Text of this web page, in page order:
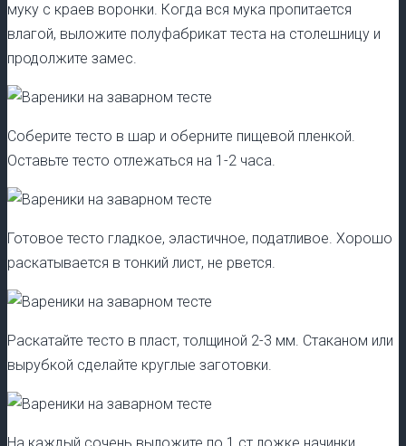
муку с краев воронки. Когда вся мука пропитается
влагой, выложите полуфабрикат теста на столешницу и
продолжите замес.
Соберите тесто в шар и оберните пищевой пленкой.
Оставьте тесто отлежаться на 1-2 часа.
Готовое тесто гладкое, эластичное, податливое. Хорошо
раскатывается в тонкий лист, не рвется.
Раскатайте тесто в пласт, толщиной 2-3 мм. Стаканом или
вырубкой сделайте круглые заготовки.